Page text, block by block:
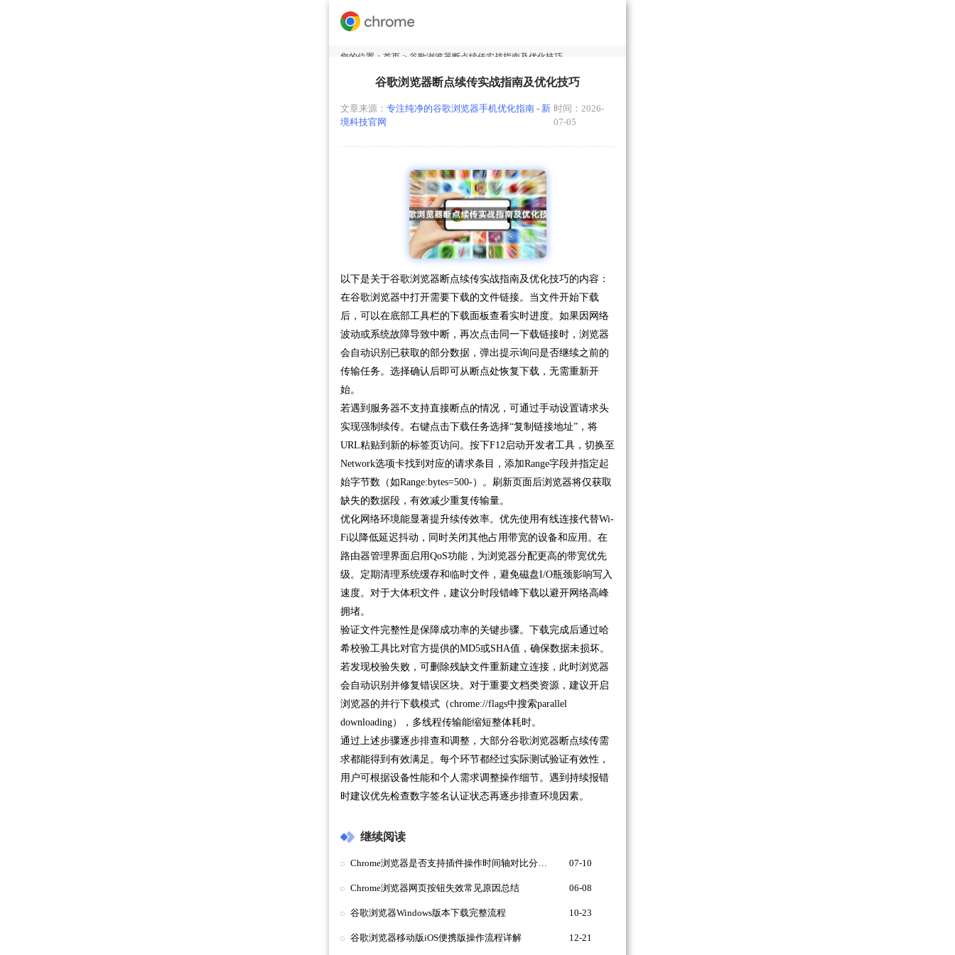
您的位置： 首页 > 谷歌浏览器断点续传实战指南及优化技巧
谷歌浏览器断点续传实战指南及优化技巧
文章来源： 专注纯净的谷歌浏览器手机优化指南 - 新
境科技官网
时间：2026-
07-05
以下是关于谷歌浏览器断点续传实战指南及优化技巧的内容：
在谷歌浏览器中打开需要下载的文件链接。当文件开始下载
后，可以在底部工具栏的下载面板查看实时进度。如果因网络
波动或系统故障导致中断，再次点击同一下载链接时，浏览器
会自动识别已获取的部分数据，弹出提示询问是否继续之前的
传输任务。选择确认后即可从断点处恢复下载，无需重新开
始。
若遇到服务器不支持直接断点的情况，可通过手动设置请求头
实现强制续传。右键点击下载任务选择“复制链接地址”，将
URL粘贴到新的标签页访问。按下F12启动开发者工具，切换至
Network选项卡找到对应的请求条目，添加Range字段并指定起
始字节数（如Range:bytes=500-）。刷新页面后浏览器将仅获取
缺失的数据段，有效减少重复传输量。
优化网络环境能显著提升续传效率。优先使用有线连接代替Wi-
Fi以降低延迟抖动，同时关闭其他占用带宽的设备和应用。在
路由器管理界面启用QoS功能，为浏览器分配更高的带宽优先
级。定期清理系统缓存和临时文件，避免磁盘I/O瓶颈影响写入
速度。对于大体积文件，建议分时段错峰下载以避开网络高峰
拥堵。
验证文件完整性是保障成功率的关键步骤。下载完成后通过哈
希校验工具比对官方提供的MD5或SHA值，确保数据未损坏。
若发现校验失败，可删除残缺文件重新建立连接，此时浏览器
会自动识别并修复错误区块。对于重要文档类资源，建议开启
浏览器的并行下载模式（chrome://flags中搜索parallel
downloading），多线程传输能缩短整体耗时。
通过上述步骤逐步排查和调整，大部分谷歌浏览器断点续传需
求都能得到有效满足。每个环节都经过实际测试验证有效性，
用户可根据设备性能和个人需求调整操作细节。遇到持续报错
时建议优先检查数字签名认证状态再逐步排查环境因素。
继续阅读
Chrome浏览器是否支持插件操作时间轴对比分析图 07-10
Chrome浏览器网页按钮失效常见原因总结 06-08
谷歌浏览器Windows版本下载完整流程 10-23
谷歌浏览器移动版iOS便携版操作流程详解 12-21